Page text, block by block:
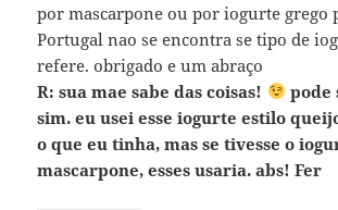
por mascarpone ou por iogurte grego
Portugal nao se encontra se tipo de
refere. obrigado e um abraço
R: sua mae sabe das coisas!
pode
sim. eu usei esse iogurte estilo
o que eu tinha, mas se tivesse o
mascarpone, esses usaria. abs! Fer